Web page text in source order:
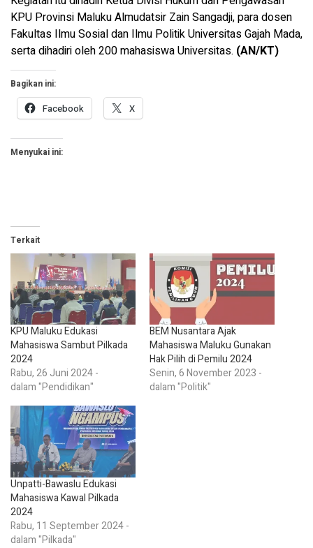
KPU Provinsi Maluku Almudatsir Zain Sangadji, para dosen
Fakultas Ilmu Sosial dan Ilmu Politik Universitas Gajah Mada,
serta dihadiri oleh 200 mahasiswa Universitas. (AN/KT)
Bagikan ini:
Facebook X
Menyukai ini:
Terkait
KPU Maluku Edukasi
Mahasiswa Sambut Pilkada
2024
Rabu, 26 Juni 2024 -
dalam "Pendidikan"
BEM Nusantara Ajak
Mahasiswa Maluku Gunakan
Hak Pilih di Pemilu 2024
Senin, 6 November 2023 -
dalam "Politik"
Unpatti-Bawaslu Edukasi
Mahasiswa Kawal Pilkada
2024
Rabu, 11 September 2024 -
dalam "Pilkada"